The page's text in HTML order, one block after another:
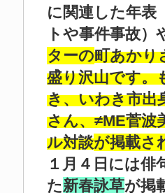
に関連した年表
トや事件事故）
ターの町あかり
盛り沢山です。
き、いわき市出
さん、≠ME菅波
ル対談が掲載さ
１月４日には俳
た新春詠草が掲